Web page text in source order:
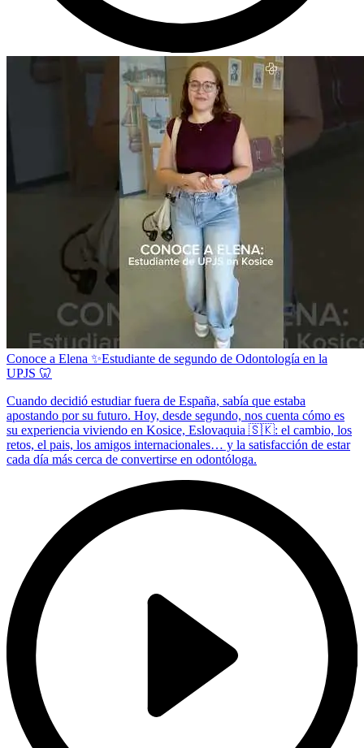
Conoce a Elena ✨Estudiante de segundo de Odontología en la
UPJS 🦷
Cuando decidió estudiar fuera de España, sabía que estaba
apostando por su futuro. Hoy, desde segundo, nos cuenta cómo es
su experiencia viviendo en Kosice, Eslovaquia 🇸🇰: el cambio, los
retos, el pais, los amigos internacionales… y la satisfacción de estar
cada día más cerca de convertirse en odontóloga.